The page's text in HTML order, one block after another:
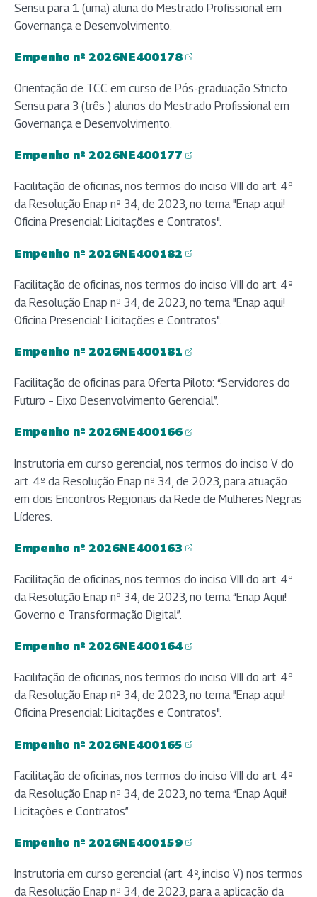
Sensu para 1 (uma) aluna do Mestrado Profissional em
Governança e Desenvolvimento.
Empenho nº 2026NE400178
(abre em nova aba)
Orientação de TCC em curso de Pós-graduação Stricto
Sensu para 3 (três ) alunos do Mestrado Profissional em
Governança e Desenvolvimento.
Empenho nº 2026NE400177
(abre em nova aba)
Facilitação de oficinas, nos termos do inciso VIII do art. 4º
da Resolução Enap nº 34, de 2023, no tema "Enap aqui!
Oficina Presencial: Licitações e Contratos".
Empenho nº 2026NE400182
(abre em nova aba)
Facilitação de oficinas, nos termos do inciso VIII do art. 4º
da Resolução Enap nº 34, de 2023, no tema "Enap aqui!
Oficina Presencial: Licitações e Contratos".
Empenho nº 2026NE400181
(abre em nova aba)
Facilitação de oficinas para Oferta Piloto: “Servidores do
Futuro – Eixo Desenvolvimento Gerencial”.
Empenho nº 2026NE400166
(abre em nova aba)
Instrutoria em curso gerencial, nos termos do inciso V do
art. 4º da Resolução Enap nº 34, de 2023, para atuação
em dois Encontros Regionais da Rede de Mulheres Negras
Líderes.
Empenho nº 2026NE400163
(abre em nova aba)
Facilitação de oficinas, nos termos do inciso VIII do art. 4º
da Resolução Enap nº 34, de 2023, no tema “Enap Aqui!
Governo e Transformação Digital”.
Empenho nº 2026NE400164
(abre em nova aba)
Facilitação de oficinas, nos termos do inciso VIII do art. 4º
da Resolução Enap nº 34, de 2023, no tema "Enap aqui!
Oficina Presencial: Licitações e Contratos".
Empenho nº 2026NE400165
(abre em nova aba)
Facilitação de oficinas, nos termos do inciso VIII do art. 4º
da Resolução Enap nº 34, de 2023, no tema “Enap Aqui!
Licitações e Contratos”.
Empenho nº 2026NE400159
(abre em nova aba)
Instrutoria em curso gerencial (art. 4º, inciso V) nos termos
da Resolução Enap nº 34, de 2023, para a aplicação da